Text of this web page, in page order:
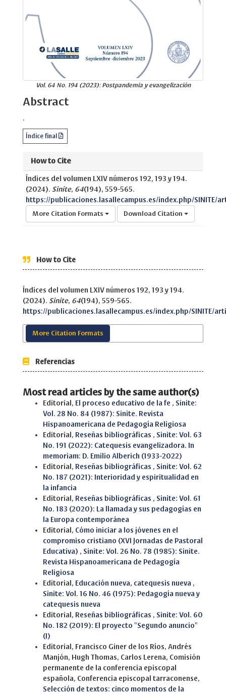
Vol. 64 No. 194 (2023): Postpandemia y evangelización
Abstract
.
Índice final
How to Cite
Índices del volumen LXIV números 192, 193 y 194.
(2024). Sinite, 64(194), 559-565.
https://publicaciones.lasallecampus.es/index.php/SINITE/
More Citation Formats Download Citation
How to Cite
Índices del volumen LXIV números 192, 193 y 194.
(2024). Sinite, 64(194), 559-565.
https://publicaciones.lasallecampus.es/index.php/SINITE/
More Citation Formats
Referencias
Most read articles by the same author(s)
Editorial, El proceso educativo de la fe , Sinite:
Vol. 28 No. 84 (1987): Sinite. Revista
Hispanoamericana de Pedagogía Religiosa
Editorial, Reseñas bibliográficas , Sinite: Vol. 63
No. 191 (2022): Catequesis evangelizadora. In
memoriam: D. Emilio Alberich (1933-2022)
Editorial, Reseñas bibliográficas , Sinite: Vol. 62
No. 187 (2021): Interioridad y espiritualidad en
la infancia
Editorial, Reseñas bibliográficas , Sinite: Vol. 61
No. 183 (2020): La llamada y sus pedagogías en
la Europa contemporánea
Editorial, Cómo iniciar a los jóvenes en el
compromiso cristiano (XVI Jornadas de Pastoral
Educativa) , Sinite: Vol. 26 No. 78 (1985): Sinite.
Revista Hispanoamericana de Pedagogía
Religiosa
Editorial, Educación nueva, catequesis nueva ,
Sinite: Vol. 16 No. 46 (1975): Pedagogía nueva y
catequesis nueva
Editorial, Reseñas bibliográficas , Sinite: Vol. 60
No. 182 (2019): El proyecto "Segundo anuncio"
(I)
Editorial, Francisco Giner de los Ríos, Andrés
Manjón, Hugh Thomas, Carlos Lerena, Comisión
permanente de la conferencia episcopal
española, Conferencia episcopal tarraconense,
Selección de textos: cinco momentos de la